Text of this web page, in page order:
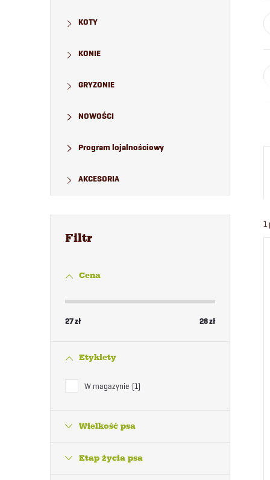
KOTY
KONIE
GRYZONIE
NOWOŚCI
Program lojalnościowy
AKCESORIA
Cena
27zł 28zł
Etykiety
W magazynie 1
Wielkość psa
Etap życia psa
1